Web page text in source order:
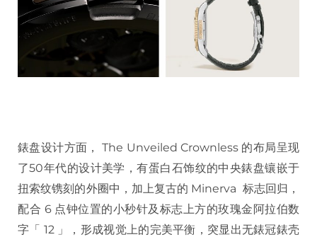
錶盘设计方面， The Unveiled Crownless 的布局呈现
了50年代的设计美学，有蛋白石饰纹的中央錶盘镶嵌于
扭索纹镌刻的外圈中，加上复古的 Minerva 标志回归，
配合 6 点钟位置的小秒针及标志上方的玫瑰金阿拉伯数
字「 12 」，形成视觉上的完美平衡，突显出无錶冠錶壳